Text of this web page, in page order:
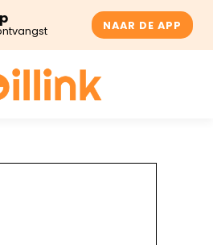
NAAR DE APP